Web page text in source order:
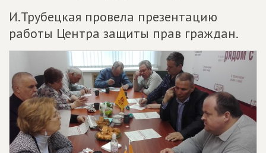
И.Трубецкая провела презентацию
работы Центра защиты прав граждан.